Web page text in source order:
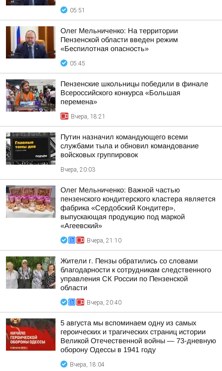
05:51
Олег Мельниченко: На территории
Пензенской области введен режим
«Беспилотная опасность»
05:45
Пензенские школьницы победили в финале
Всероссийского конкурса «Большая
перемена»
Вчера, 18:21
Путин назначил командующего всеми
службами тыла и обновил командование
войсковых группировок
Вчера, 20:03
Олег Мельниченко: Важной частью
пензенского кондитерского кластера является
фабрика «Сердобский Кондитер»,
выпускающая продукцию под маркой
«Агеевский»
Вчера, 21:10
Жители г. Пензы обратились со словами
благодарности к сотрудникам следственного
управления СК России по Пензенской
области
Вчера, 20:40
5 августа мы вспоминаем одну из самых
героических и трагических страниц истории
Великой Отечественной войны — 73-дневную
оборону Одессы в 1941 году
Вчера, 18:04